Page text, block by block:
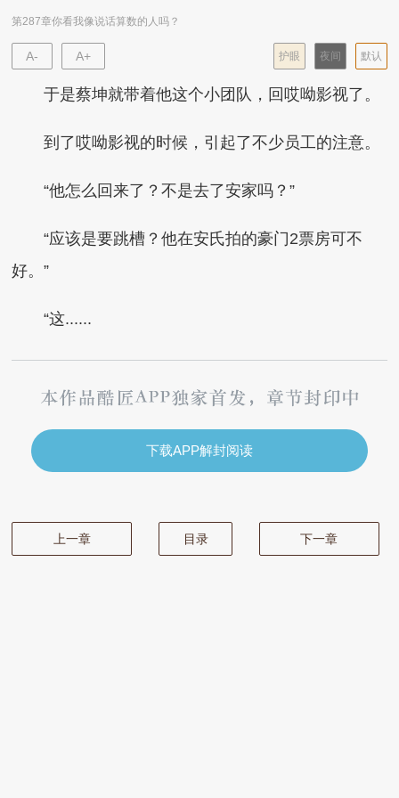
第287章你看我像说话算数的人吗？
A- A+ 默认
夜间
护眼
于是蔡坤就带着他这个小团队，回哎呦影视了。
到了哎呦影视的时候，引起了不少员工的注意。
“他怎么回来了？不是去了安家吗？”
“应该是要跳槽？他在安氏拍的豪门2票房可不
好。”
“这......
下载APP解封阅读
上一章 目录 下一章